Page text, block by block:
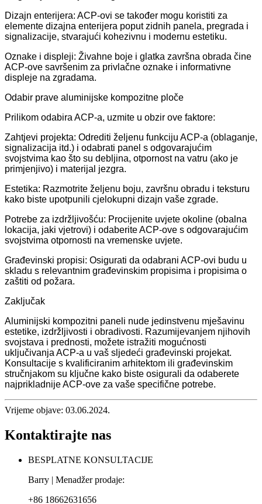
Dizajn enterijera: ACP-ovi se također mogu koristiti za
elemente dizajna enterijera poput zidnih panela, pregrada i
signalizacije, stvarajući kohezivnu i modernu estetiku.
Oznake i displeji: Živahne boje i glatka završna obrada čine
ACP-ove savršenim za privlačne oznake i informativne
displeje na zgradama.
Odabir prave aluminijske kompozitne ploče
Prilikom odabira ACP-a, uzmite u obzir ove faktore:
Zahtjevi projekta: Odrediti željenu funkciju ACP-a (oblaganje,
signalizacija itd.) i odabrati panel s odgovarajućim
svojstvima kao što su debljina, otpornost na vatru (ako je
primjenjivo) i materijal jezgra.
Estetika: Razmotrite željenu boju, završnu obradu i teksturu
kako biste upotpunili cjelokupni dizajn vaše zgrade.
Potrebe za izdržljivošću: Procijenite uvjete okoline (obalna
lokacija, jaki vjetrovi) i odaberite ACP-ove s odgovarajućim
svojstvima otpornosti na vremenske uvjete.
Građevinski propisi: Osigurati da odabrani ACP-ovi budu u
skladu s relevantnim građevinskim propisima i propisima o
zaštiti od požara.
Zaključak
Aluminijski kompozitni paneli nude jedinstvenu mješavinu
estetike, izdržljivosti i obradivosti. Razumijevanjem njihovih
svojstava i prednosti, možete istražiti mogućnosti
uključivanja ACP-a u vaš sljedeći građevinski projekat.
Konsultacije s kvalificiranim arhitektom ili građevinskim
stručnjakom su ključne kako biste osigurali da odaberete
najprikladnije ACP-ove za vaše specifične potrebe.
Vrijeme objave: 03.06.2024.
Kontaktirajte nas
BESPLATNE KONSULTACIJE
Barry | Menadžer prodaje:
+86 18662631656